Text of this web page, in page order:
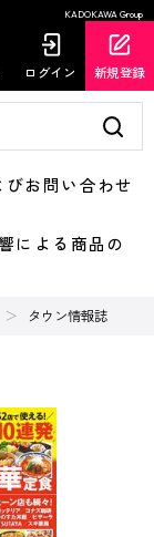
KADOKAWA Group
ログイン 新規登録
お問い合わせ
による商品の
タウン情報誌